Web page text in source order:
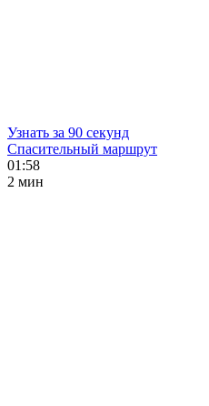
Узнать за 90 секунд
Спасительный маршрут
01:58
2 мин